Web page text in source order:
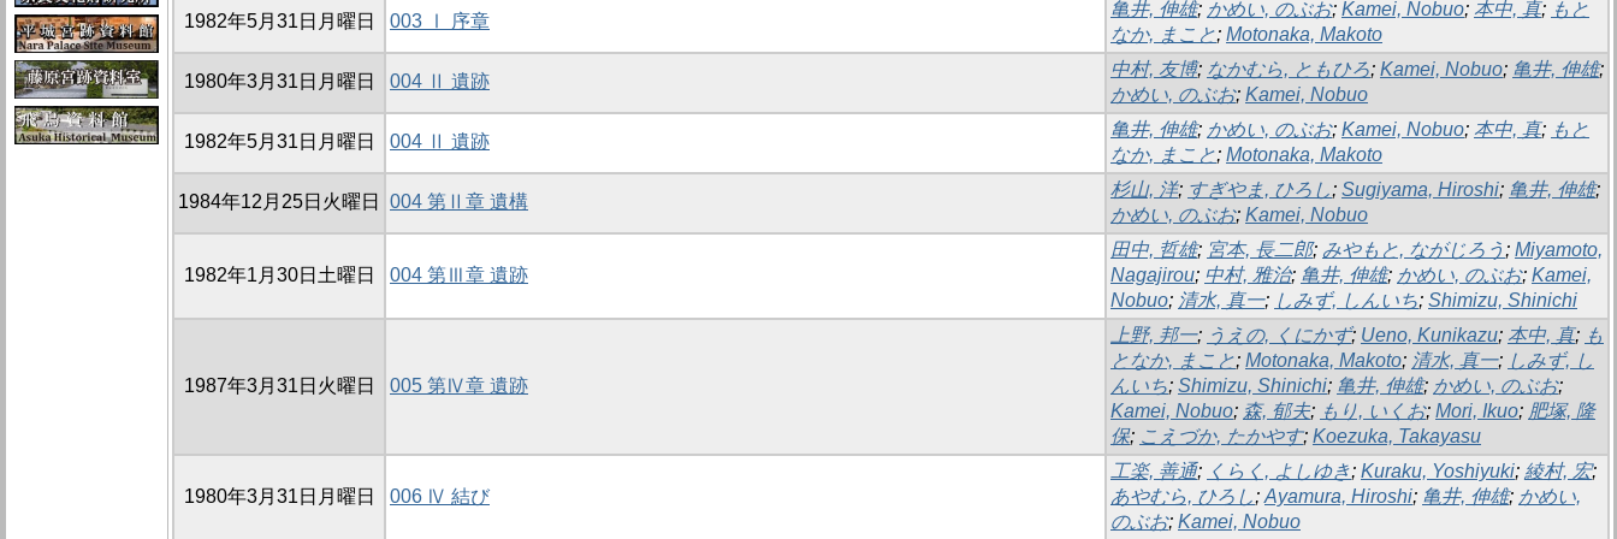
1982年5月31日月曜日 003 Ⅰ 序章
亀井, 伸雄; かめい, のぶお; Kamei, Nobuo; 本中, 真; もと
なか, まこと; Motonaka, Makoto
1980年3月31日月曜日 004 Ⅱ 遺跡
中村, 友博; なかむら, ともひろ; Kamei, Nobuo; 亀井, 伸雄;
かめい, のぶお; Kamei, Nobuo
1982年5月31日月曜日 004 Ⅱ 遺跡
亀井, 伸雄; かめい, のぶお; Kamei, Nobuo; 本中, 真; もと
なか, まこと; Motonaka, Makoto
1984年12月25日火曜日 004 第Ⅱ章 遺構
杉山, 洋; すぎやま, ひろし; Sugiyama, Hiroshi; 亀井, 伸雄;
かめい, のぶお; Kamei, Nobuo
1982年1月30日土曜日 004 第Ⅲ章 遺跡
田中, 哲雄; 宮本, 長二郎; みやもと, ながじろう ; Miyamoto,
Nagajirou; 中村, 雅治; 亀井, 伸雄; かめい, のぶお; Kamei,
Nobuo; 清水, 真一; しみず, しんいち; Shimizu, Shinichi
1987年3月31日火曜日 005 第Ⅳ章 遺跡
上野, 邦一; うえの, くにかず; Ueno, Kunikazu; 本中, 真; も
となか, まこと; Motonaka, Makoto; 清水, 真一; しみず, し
んいち; Shimizu, Shinichi; 亀井, 伸雄; かめい, のぶお;
Kamei, Nobuo; 森, 郁夫; もり, いくお; Mori, Ikuo; 肥塚, 隆
保; こえづか, たかやす; Koezuka, Takayasu
1980年3月31日月曜日 006 Ⅳ 結び
工楽, 善通; くらく, よしゆき; Kuraku, Yoshiyuki; 綾村, 宏;
あやむら, ひろし; Ayamura, Hiroshi; 亀井, 伸雄; かめい,
のぶお; Kamei, Nobuo